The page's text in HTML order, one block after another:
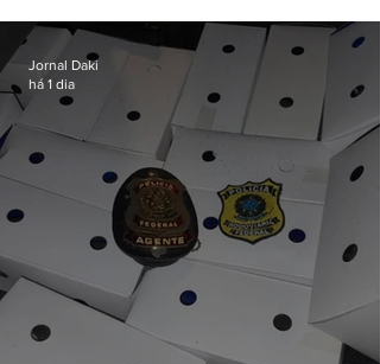
Fluminense
Jornal Daki
há 1 dia